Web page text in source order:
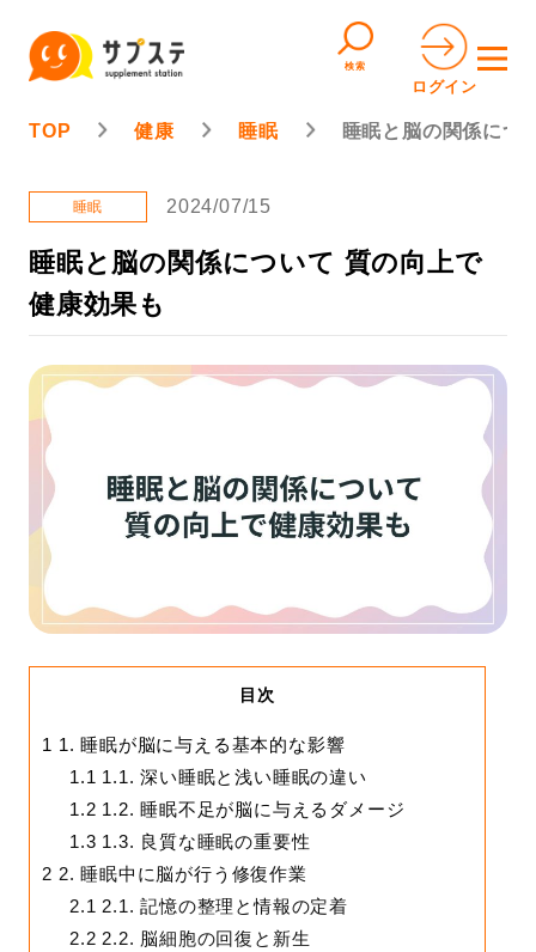
検索
ログイン
TOP 健康 睡眠 睡眠と脳の関係につ
睡眠 2024/07/15
睡眠と脳の関係について 質の向上で
健康効果も
目次
1 1. 睡眠が脳に与える基本的な影響
1.1 1.1. 深い睡眠と浅い睡眠の違い
1.2 1.2. 睡眠不足が脳に与えるダメージ
1.3 1.3. 良質な睡眠の重要性
2 2. 睡眠中に脳が行う修復作業
2.1 2.1. 記憶の整理と情報の定着
2.2 2.2. 脳細胞の回復と新生